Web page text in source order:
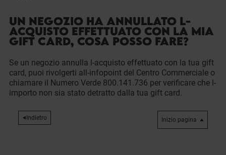
UN NEGOZIO HA ANNULLATO L-
ACQUISTO EFFETTUATO CON LA MIA
GIFT CARD, COSA POSSO FARE?
Se un negozio annulla l-acquisto effettuato con la tua gift
card, puoi rivolgerti all-infopoint del Centro Commerciale o
chiamare il Numero Verde 800.141.736 per verificare che l-
importo non sia stato detratto dalla tua gift card.
Indietro Inizio pagina